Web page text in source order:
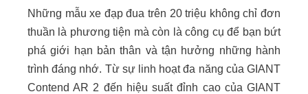
Những mẫu xe đạp đua trên 20 triệu không chỉ đơn
thuần là phương tiện mà còn là công cụ để bạn bứt
phá giới hạn bản thân và tận hưởng những hành
trình đáng nhớ. Từ sự linh hoạt đa năng của GIANT
Contend AR 2 đến hiệu suất đỉnh cao của GIANT